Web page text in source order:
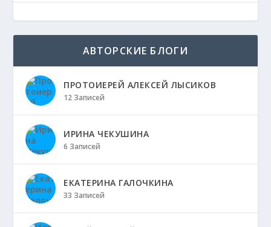
АВТОРСКИЕ БЛОГИ
ПРОТОИЕРЕЙ АЛЕКСЕЙ ЛЫСИКОВ
12 Записей
ИРИНА ЧЕКУШИНА
6 Записей
ЕКАТЕРИНА ГАЛОЧКИНА
33 Записей